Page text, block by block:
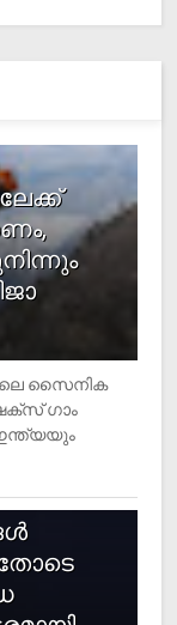
സൈനിക
ഷക്സ് ​ഗാം
ഇന്ത്യയും